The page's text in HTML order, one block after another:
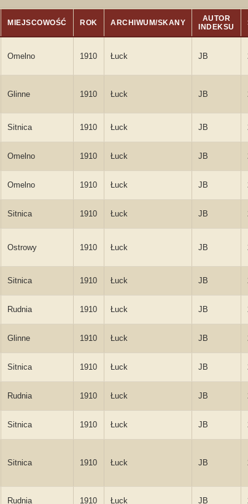
MIEJSCOWOŚĆ ROK ARCHIWUM/SKANY
AUTOR
INDEKSU
Omelno 1910 Łuck JB
Glinne 1910 Łuck JB
Sitnica 1910 Łuck JB
Omelno 1910 Łuck JB
Omelno 1910 Łuck JB
Sitnica 1910 Łuck JB
Ostrowy 1910 Łuck JB
Sitnica 1910 Łuck JB
Rudnia 1910 Łuck JB
Glinne 1910 Łuck JB
Sitnica 1910 Łuck JB
Rudnia 1910 Łuck JB
Sitnica 1910 Łuck JB
Sitnica 1910 Łuck JB
Rudnia 1910 Łuck JB